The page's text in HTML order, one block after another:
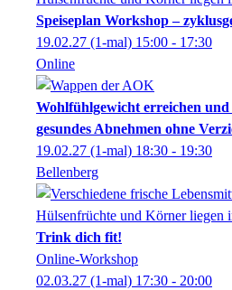
Speiseplan Workshop –
19.02.27 (1-mal) 15:00 - 17:30
Online
Wohlfühlgewicht erreichen und
gesundes Abnehmen ohne
19.02.27 (1-mal) 18:30 - 19:30
Bellenberg
Trink dich fit!
Online-Workshop
02.03.27 (1-mal) 17:30 - 20:00